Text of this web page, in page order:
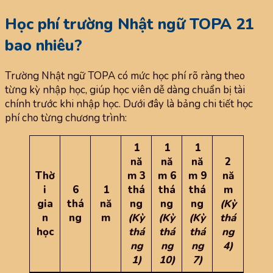
Học phí trường Nhật ngữ TOPA 21
bao nhiêu?
Trường Nhật ngữ TOPA có mức học phí rõ ràng theo
từng kỳ nhập học, giúp học viên dễ dàng chuẩn bị tài
chính trước khi nhập học. Dưới đây là bảng chi tiết học
phí cho từng chương trình:
Thờ
i
gia
n
học
6
thá
ng
1
nă
m
1
nă
m 3
thá
ng
(Kỳ
thá
ng
1)
1
nă
m 6
thá
ng
(Kỳ
thá
ng
10)
1
nă
m 9
thá
ng
(Kỳ
thá
ng
7)
2
nă
m
(Kỳ
thá
ng
4)